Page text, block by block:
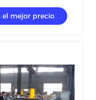
C Z U que
el mejor precio